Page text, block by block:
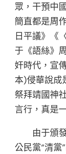
眾，干預中
簡直都是周
日平議》《
于《語絲》
奸時代，宣
本)侵華說成
祭拜靖國神
言行，真是
由于頒
公民黨“清